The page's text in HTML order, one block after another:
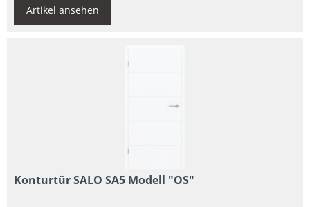
Artikel ansehen
Konturtür SALO SA5 Modell "OS"